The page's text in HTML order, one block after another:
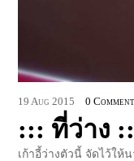
19 Aug 2015 0
::: ที่ว่าง
เก้าอี้ว่างตัวนี้ จัดไว้ให้